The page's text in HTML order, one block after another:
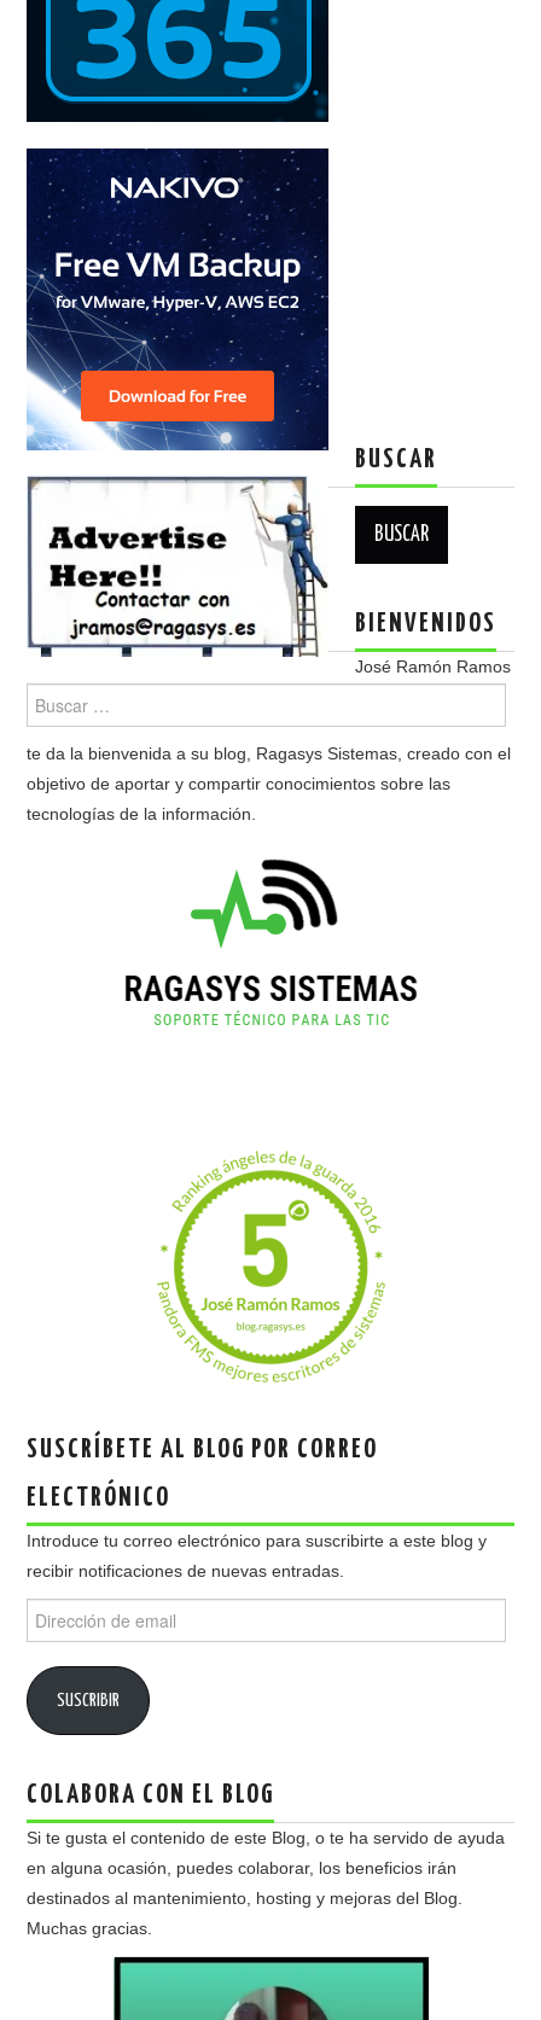
BUSCAR
BIENVENIDOS
José Ramón Ramos
te da la bienvenida a su blog, Ragasys Sistemas, creado con el
objetivo de aportar y compartir conocimientos sobre las
tecnologías de la información.
SUSCRÍBETE AL BLOG POR CORREO
ELECTRÓNICO
Introduce tu correo electrónico para suscribirte a este blog y
recibir notificaciones de nuevas entradas.
de
SUSCRIBIR
COLABORA CON EL BLOG
Si te gusta el contenido de este Blog, o te ha servido de ayuda
en alguna ocasión, puedes colaborar, los beneficios irán
destinados al mantenimiento, hosting y mejoras del Blog.
Muchas gracias.